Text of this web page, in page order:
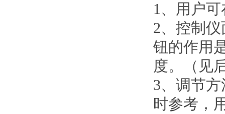
1、用
2、控制
钮的作用
度。（
3、调节
时参考